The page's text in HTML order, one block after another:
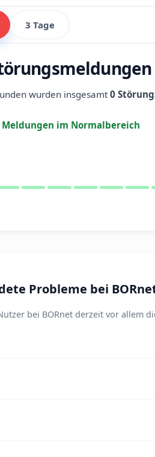
3 Tage
wurden insgesamt0
Meldungen im Normalbereich
Probleme bei
bei BORnet derzeit vor allem